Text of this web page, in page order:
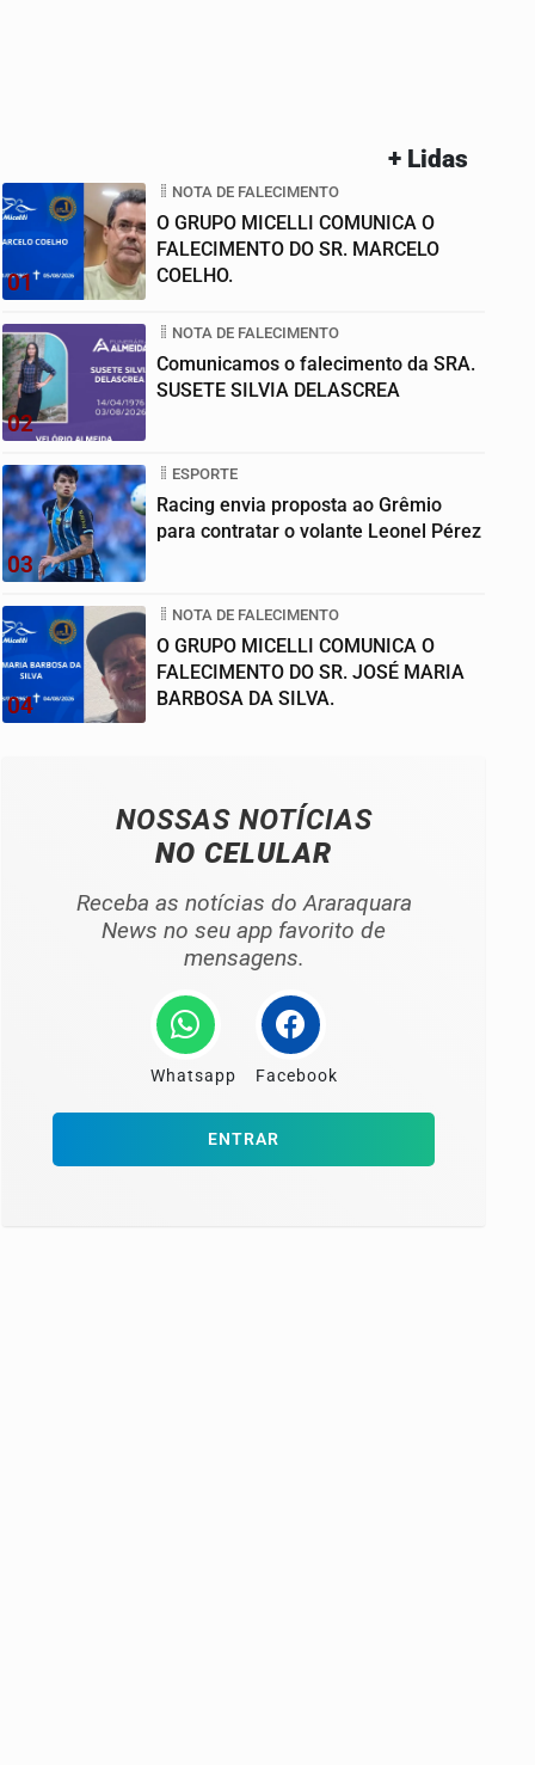
+ Lidas
01
NOTA DE FALECIMENTO
O GRUPO MICELLI COMUNICA O
FALECIMENTO DO SR. MARCELO
COELHO.
02
NOTA DE FALECIMENTO
Comunicamos o falecimento da SRA.
SUSETE SILVIA DELASCREA
03
ESPORTE
Racing envia proposta ao Grêmio
para contratar o volante Leonel Pérez
04
NOTA DE FALECIMENTO
O GRUPO MICELLI COMUNICA O
FALECIMENTO DO SR. JOSÉ MARIA
BARBOSA DA SILVA.
NOSSAS NOTÍCIAS
NO CELULAR
Receba as notícias do Araraquara
News no seu app favorito de
mensagens.
Whatsapp Facebook
ENTRAR